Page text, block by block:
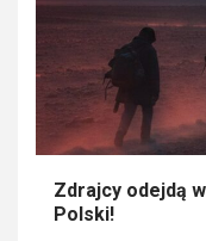
Zdrajcy odejdą
Polski!